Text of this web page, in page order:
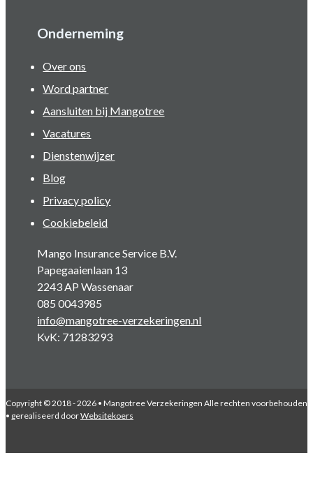
Onderneming
Over ons
Word partner
Aansluiten bij Mangotree
Vacatures
Dienstenwijzer
Blog
Privacy policy
Cookiebeleid
Mango Insurance Service B.V.
Papegaaienlaan 13
2243 AP Wassenaar
085 0043985
info@mangotree-verzekeringen.nl
KvK: 71283293
Copyright © 2018 - 2026 • Mangotree Verzekeringen Alle rechten voorbehouden
• gerealiseerd doorWebsitekoers